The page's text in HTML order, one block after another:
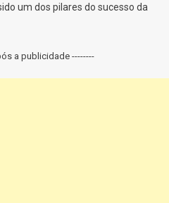
um dos pilares do sucesso da
a publicidade --------